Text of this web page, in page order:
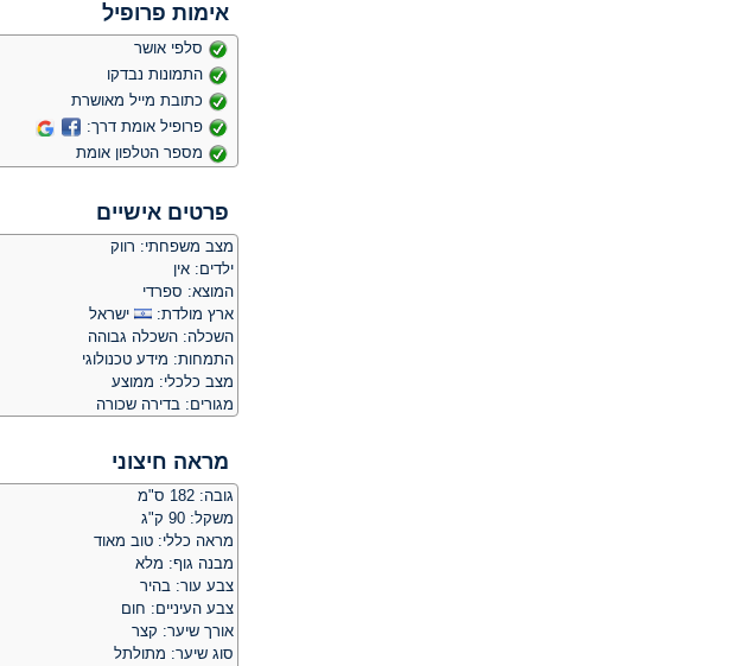
אימות פרופיל
סלפי אושר
התמונות נבדקו
כתובת מייל מאושרת
פרופיל אומת דרך:
מספר הטלפון אומת
פרטים אישיים
מצב משפחתי: רווק
ילדים: אין
המוצא: ספרדי
ארץ מולדת:
ישראל
השכלה: השכלה גבוהה
התמחות: מידע טכנולוגי
מצב כלכלי: ממוצע
מגורים: בדירה שכורה
מראה חיצוני
גובה: 182 ס"מ
משקל: 90 ק"ג
מראה כללי: טוב מאוד
מבנה גוף: מלא
צבע עור: בהיר
צבע העיניים: חום
אורך שיער: קצר
סוג שיער: מתולתל